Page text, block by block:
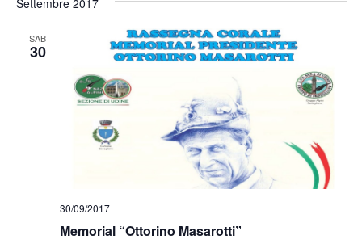
viste
Settembre 2017
SAB
30
Memorial “Ottorino Masarotti”
30/09/2017